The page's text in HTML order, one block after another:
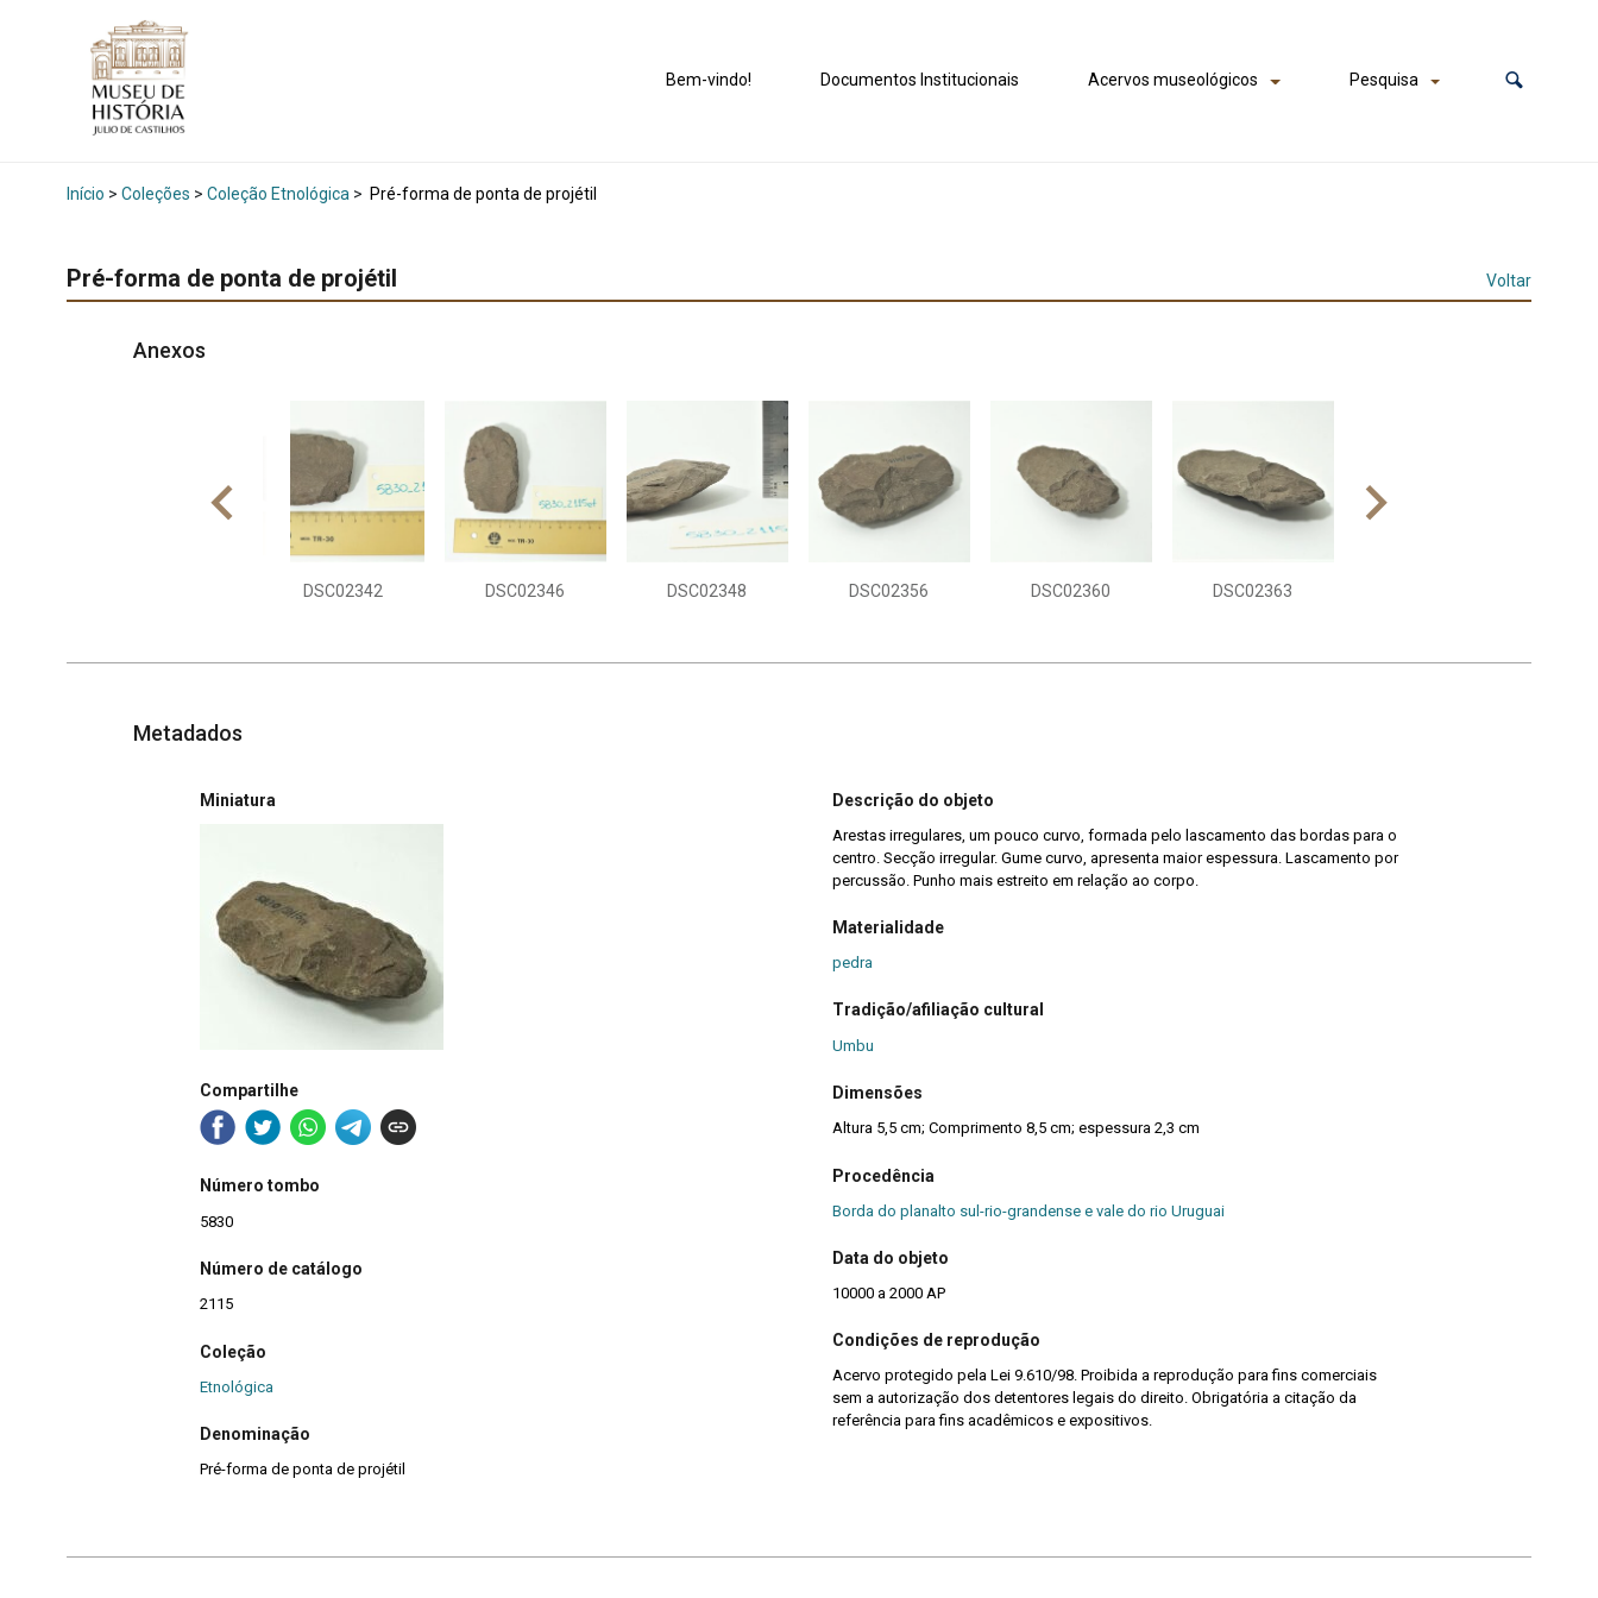
Bem-vindo! Documentos Institucionais Acervos museológicos Pesquisa
Início > Coleções > Coleção Etnológica > Pré-forma de ponta de projétil
Pré-forma de ponta de projétil Voltar
Anexos
DSC02342 DSC02346 DSC02348 DSC02356 DSC02360 DSC02363
Metadados
Miniatura
Compartilhe
Número tombo
5830
Número de catálogo
2115
Coleção
Etnológica
Denominação
Pré-forma de ponta de projétil
Descrição do objeto
Arestas irregulares, um pouco curvo, formada pelo lascamento das bordas para o
centro. Secção irregular. Gume curvo, apresenta maior espessura. Lascamento por
percussão. Punho mais estreito em relação ao corpo.
Materialidade
pedra
Tradição/afiliação cultural
Umbu
Dimensões
Altura 5,5 cm; Comprimento 8,5 cm; espessura 2,3 cm
Procedência
Borda do planalto sul-rio-grandense e vale do rio Uruguai
Data do objeto
10000 a 2000 AP
Condições de reprodução
Acervo protegido pela Lei 9.610/98. Proibida a reprodução para fins comerciais
sem a autorização dos detentores legais do direito. Obrigatória a citação da
referência para fins acadêmicos e expositivos.